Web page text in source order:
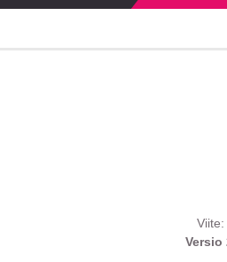
Versio